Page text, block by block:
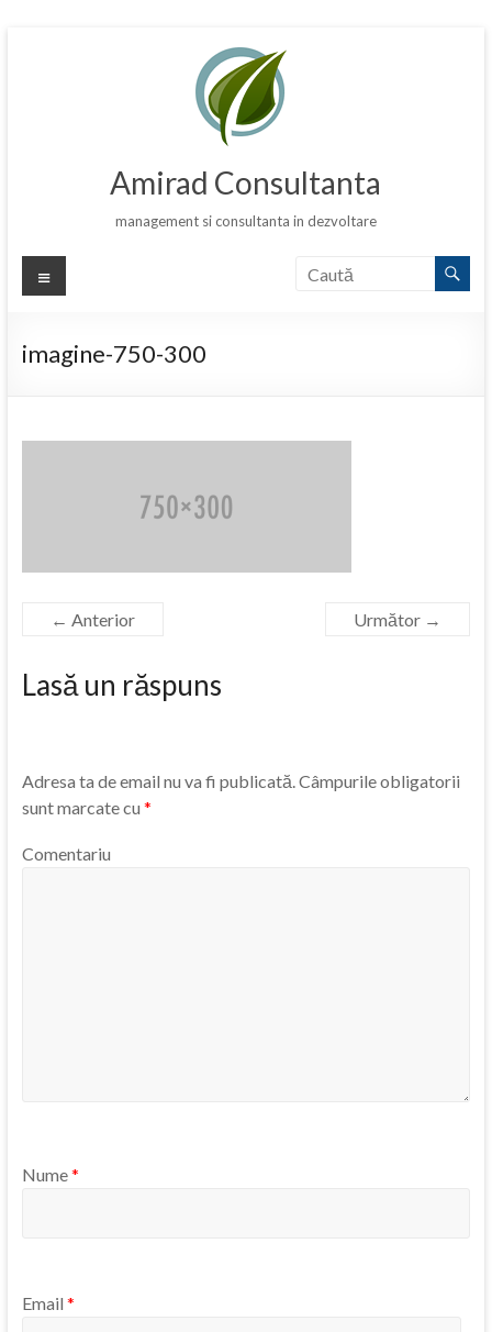
Amirad Consultanta
management si consultanta in dezvoltare
Meniu
imagine-750-300
← Anterior Următor →
Lasă un răspuns
Adresa ta de email nu va fi publicată.Câmpurile obligatorii
sunt marcate cu *
Comentariu
Nume*
Email *